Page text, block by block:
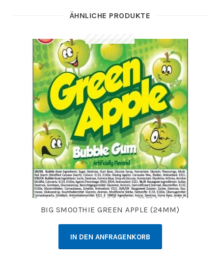
ÄHNLICHE PRODUKTE
BIG SMOOTHIE GREEN APPLE (24MM)
IN DEN ANFRAGENKORB